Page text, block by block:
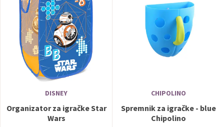
DISNEY
Organizator za igračke Star
Wars
CHIPOLINO
Spremnik za igračke - blue
Chipolino